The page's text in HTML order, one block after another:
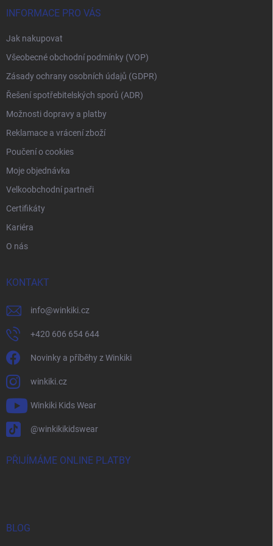
INFORMACE PRO VÁS
Jak nakupovat
Všeobecné obchodní podmínky (VOP)
Zásady ochrany osobních údajů (GDPR)
Řešení spotřebitelských sporů (ADR)
Možnosti dopravy a platby
Reklamace a vrácení zboží
Poučení o cookies
Moje objednávka
Velkoobchodní partneři
Certifikáty
Kariéra
O nás
KONTAKT
info@winkiki.cz
+420 606 654 644
Novinky a příběhy z Winkiki
winkiki.cz
Winkiki Kids Wear
@winkikikidswear
PŘIJÍMÁME ONLINE PLATBY
BLOG